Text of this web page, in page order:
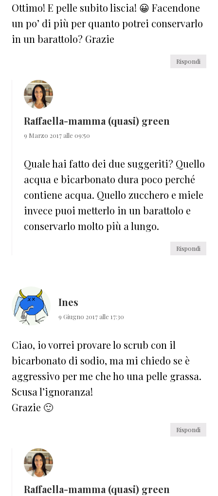
Ottimo! E pelle subito liscia! 😀 Facendone
un po’ di più per quanto potrei conservarlo
in un barattolo? Grazie
Rispondi
Raffaella-mamma (quasi) green
9 Marzo 2017 alle 09:50
Quale hai fatto dei due suggeriti? Quello
acqua e bicarbonato dura poco perché
contiene acqua. Quello zucchero e miele
invece puoi metterlo in un barattolo e
conservarlo molto più a lungo.
Rispondi
Ines
9 Giugno 2017 alle 17:30
Ciao, io vorrei provare lo scrub con il
bicarbonato di sodio, ma mi chiedo se è
aggressivo per me che ho una pelle grassa.
Scusa l’ignoranza!
Grazie 🙂
Rispondi
Raffaella-mamma (quasi) green